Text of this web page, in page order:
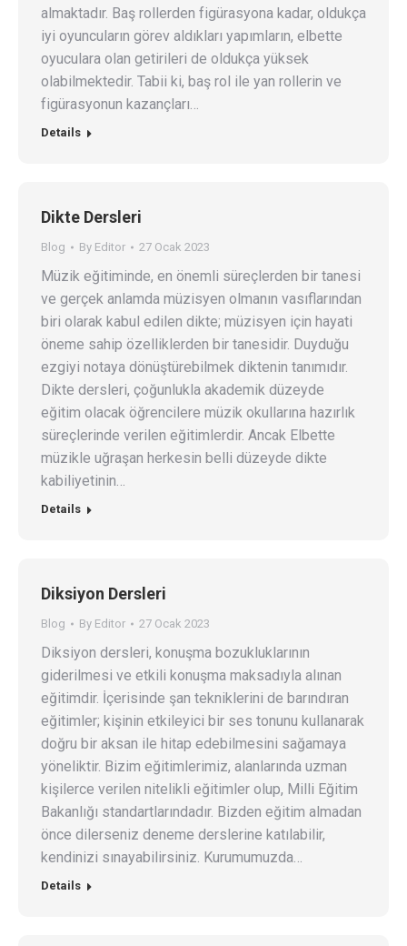
almaktadır. Baş rollerden figürasyona kadar, oldukça
iyi oyuncuların görev aldıkları yapımların, elbette
oyuculara olan getirileri de oldukça yüksek
olabilmektedir. Tabii ki, baş rol ile yan rollerin ve
figürasyonun kazançları…
Details
Dikte Dersleri
Blog By Editor 27 Ocak 2023
Müzik eğitiminde, en önemli süreçlerden bir tanesi
ve gerçek anlamda müzisyen olmanın vasıflarından
biri olarak kabul edilen dikte; müzisyen için hayati
öneme sahip özelliklerden bir tanesidir. Duyduğu
ezgiyi notaya dönüştürebilmek diktenin tanımıdır.
Dikte dersleri, çoğunlukla akademik düzeyde
eğitim olacak öğrencilere müzik okullarına hazırlık
süreçlerinde verilen eğitimlerdir. Ancak Elbette
müzikle uğraşan herkesin belli düzeyde dikte
kabiliyetinin…
Details
Diksiyon Dersleri
Blog By Editor 27 Ocak 2023
Diksiyon dersleri, konuşma bozukluklarının
giderilmesi ve etkili konuşma maksadıyla alınan
eğitimdir. İçerisinde şan tekniklerini de barındıran
eğitimler; kişinin etkileyici bir ses tonunu kullanarak
doğru bir aksan ile hitap edebilmesini sağamaya
yöneliktir. Bizim eğitimlerimiz, alanlarında uzman
kişilerce verilen nitelikli eğitimler olup, Milli Eğitim
Bakanlığı standartlarındadır. Bizden eğitim almadan
önce dilerseniz deneme derslerine katılabilir,
kendinizi sınayabilirsiniz. Kurumumuzda…
Details